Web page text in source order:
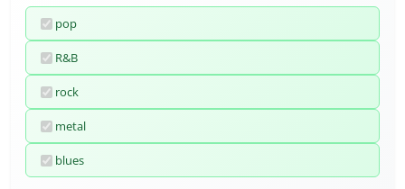
pop
R&B
rock
metal
blues